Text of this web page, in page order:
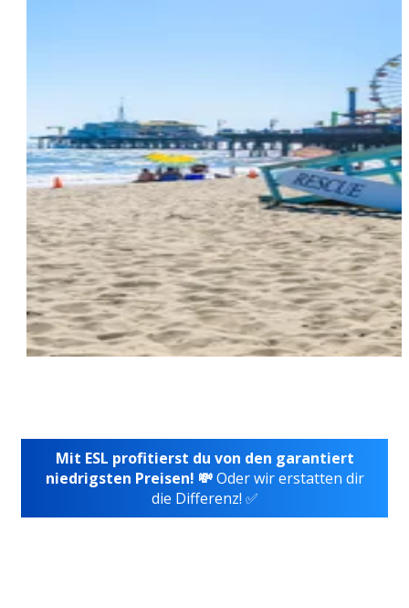
Mit ESL profitierst du von den garantiert
niedrigsten Preisen! 💸Oder wir erstatten dir
die Differenz! ✅